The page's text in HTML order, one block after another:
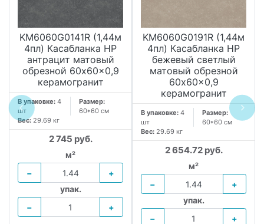
KM6060G0141R (1,44м
4пл) Касабланка HP
антрацит матовый
обрезной 60x60x0,9
керамогранит
В упаковке: 4
шт
Размер:
60*60 см
Вес: 29.69 кг
2 745 руб.
м²
−
+
упак.
−
+
KM6060G0191R (1,44м
4пл) Касабланка HP
бежевый светлый
матовый обрезной
60x60x0,9
керамогранит
В упаковке: 4
шт
Размер:
60*60 см
Вес: 29.69 кг
2 654.72 руб.
м²
−
+
упак.
−
+